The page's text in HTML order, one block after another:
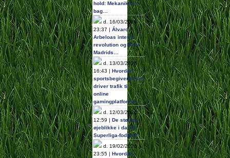
hold: Mekanikken
bag…
d. 16/03/2026
23:37 | Álvaro
Arbeloas interne
revolution og Real
Madrids…
d. 13/03/2026
16:43 | Hvordan
sportsbegivenheder
driver trafik til
online
gamingplatforme
d. 12/03/2026
12:59 | De største
øjeblikke i dansk
Superliga-fodbold
d. 19/02/2026
23:55 | Hvordan